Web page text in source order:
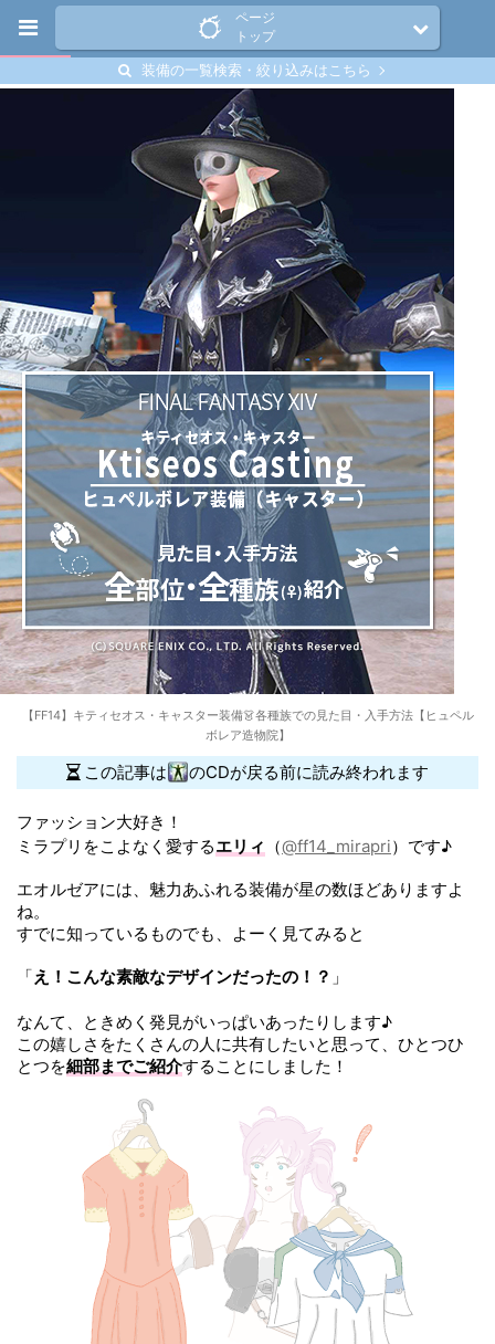
ページ
トップ
装備の一覧検索・絞り込みはこちら
【FF14】キティセオス・キャスター装備👗各種族での見た目・入手方法【ヒュペル
ボレア造物院】
この記事は のCDが戻る前に読み終われます
ファッション大好き！
ミラプリをこよなく愛するエリィ （@ff14_mirapri）です♪
エオルゼアには、魅力あふれる装備が星の数ほどありますよ
ね。
すでに知っているものでも、よーく見てみると
「え！こんな素敵なデザインだったの！？ 」
なんて、ときめく発見がいっぱいあったりします♪
この嬉しさをたくさんの人に共有したいと思って、ひとつひ
とつを細部までご紹介することにしました！